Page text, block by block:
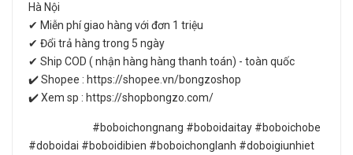
Hà Nội
✔ Miễn phí giao hàng với đơn 1 triệu
✔ Đổi trả hàng trong 5 ngày
✔ Ship COD ( nhận hàng hàng thanh toán) - toàn quốc
✔️ Shopee : https://shopee.vn/bongzoshop
✔️ Xem sp : https://shopbongzo.com/
#boboichongnang #boboidaitay #boboichobe
#doboidai #boboidibien #boboichonglanh #doboigiunhiet